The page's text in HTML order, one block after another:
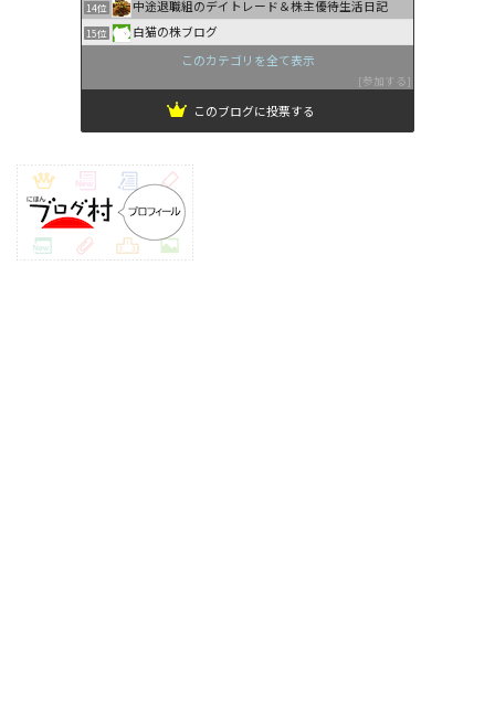
14位 中途退職組のデイトレード＆株主優待生活日記
15位
白猫の株ブログ
このカテゴリを全て表示
参加する
このブログに投票する